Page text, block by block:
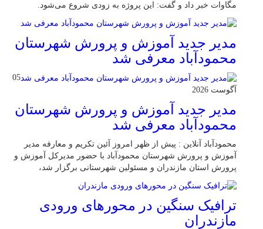
مگاوات خبر داد و گفت: این پروژه به زودی شروع می‌شود.
مدیر جدید آموزش و پرورش شهرستان
محمودآباد معرفی شد
05
آگوست 2026
مدیر جدید آموزش و پرورش شهرستان
محمودآباد معرفی شد
محمودآباد آنلاین : پیش از ظهر امروز آئین تکریم و معارفه مدیر
آموزش و پرورش شهرستان محمودآباد با حضور مدیرکل آموزش و
پرورش استان مازندران و مسئولین شهرستانی برگزار شد،
ترافیک سنگین در محور‌های ورودی
مازندران